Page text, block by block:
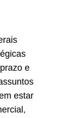
e
estar